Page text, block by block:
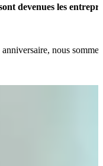
devenues les
nous